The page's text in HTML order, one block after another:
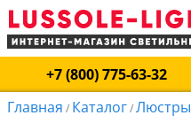
+7 (800) 775-63-32
Главная / Каталог/Люстры